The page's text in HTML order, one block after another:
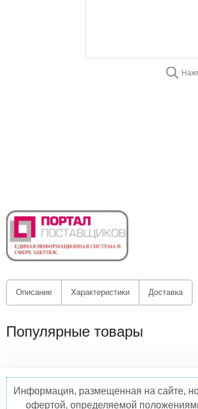
Описание Характеристики Доставка
Популярные товары
Информация, размещенная на сайте,
офертой, определяемой